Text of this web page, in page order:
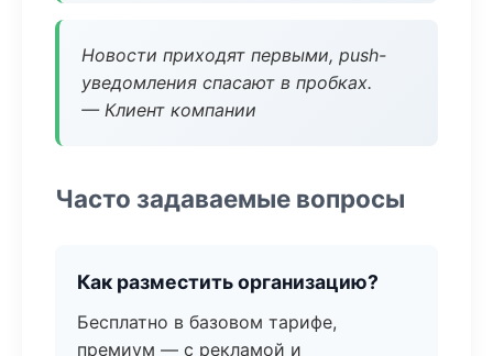
Новости приходят первыми, push-
уведомления спасают в пробках.
— Клиент компании
Часто задаваемые вопросы
Как разместить организацию?
Бесплатно в базовом тарифе,
премиум — с рекламой и